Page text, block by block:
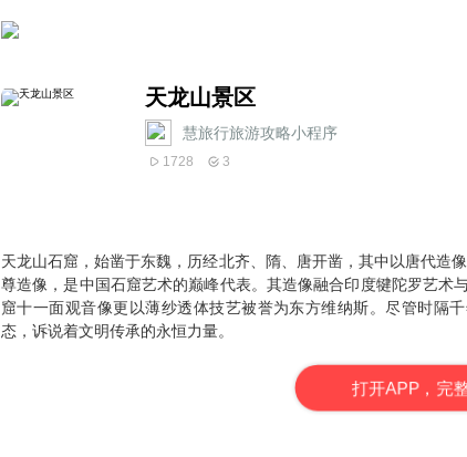
天龙山景区
慧旅行旅游攻略小程序
1728 3
天龙山石窟，始凿于东魏，历经北齐、隋、唐开凿，其中以唐代造
尊造像，是中国石窟艺术的巅峰代表。其造像融合印度犍陀罗艺术
窟十一面观音像更以薄纱透体技艺被誉为东方维纳斯。尽管时隔
态，诉说着文明传承的永恒力量。
打开APP，完